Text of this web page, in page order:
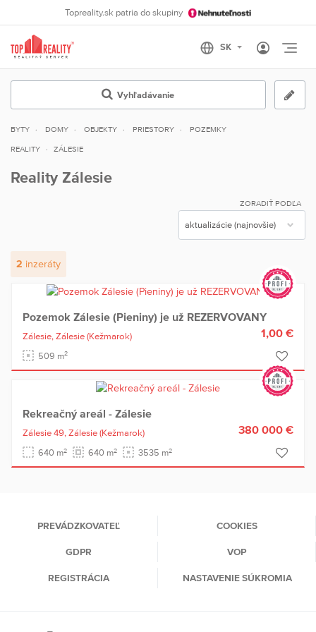
Topreality.sk patria do skupiny
Vyhľadávanie
BYTY DOMY OBJEKTY PRIESTORY POZEMKY
REALITY ZÁLESIE
Reality Zálesie
ZORADIŤ PODĽA
2 inzeráty
Pozemok Zálesie (Pieniny) je už REZERVOVANY
Zálesie, Zálesie (Kežmarok)
509 m2
1,00 €
Rekreačný areál - Zálesie
Zálesie 49, Zálesie (Kežmarok)
640 m2 640 m2 3535 m2
380 000 €
PREVÁDZKOVATEĽ COOKIES
GDPR VOP
REGISTRÁCIA NASTAVENIE SÚKROMIA